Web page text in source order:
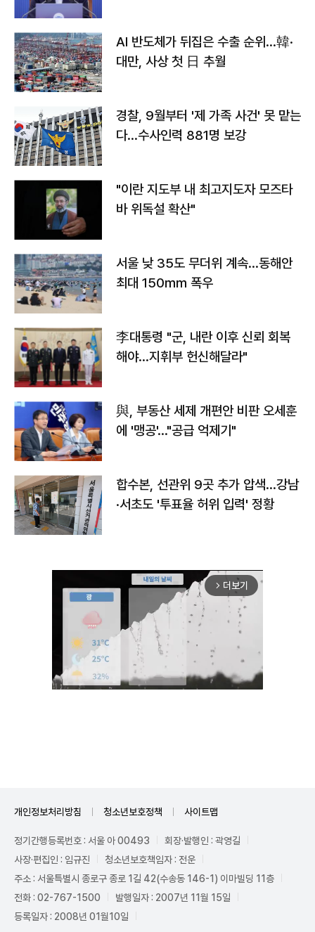
AI 반도체가 뒤집은 수출 순위…韓·
대만, 사상 첫 日 추월
경찰, 9월부터 '제 가족 사건' 못 맡는
다…수사인력 881명 보강
"이란 지도부 내 최고지도자 모즈타
바 위독설 확산"
서울 낮 35도 무더위 계속…동해안
최대 150㎜ 폭우
李대통령 "군, 내란 이후 신뢰 회복
해야…지휘부 헌신해달라"
與, 부동산 세제 개편안 비판 오세훈
에 '맹공'…"공급 억제기"
합수본, 선관위 9곳 추가 압색…강남
·서초도 '투표율 허위 입력' 정황
arrow_forward_ios 더보기
개인정보처리방침 청소년보호정책 사이트맵
정기간행등록번호 : 서울 아 00493
회장·발행인 : 곽영길
사장·편집인 : 임규진
청소년보호책임자 : 전운
주소 : 서울특별시 종로구 종로 1길 42(수송동 146-1) 이마빌딩 11층
전화 : 02-767-1500
발행일자 : 2007년 11월 15일
등록일자 : 2008년 01월10일